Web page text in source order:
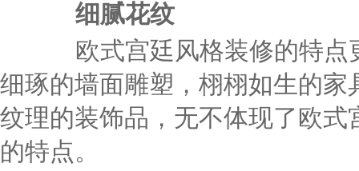
细腻花纹
欧式宫廷风格装修的特点
细琢的墙面雕塑，栩栩如生的家
纹理的装饰品，无不体现了欧式
的特点。